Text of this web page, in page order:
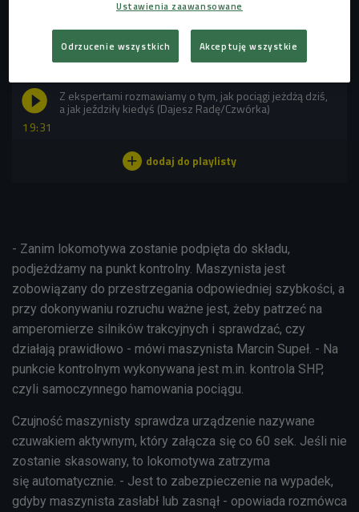
POSŁUCHAJ
19:31
Z ekspertami rozmawiamy o tym, jak pociągi jeżdżą dziś,
a jak jeździły kiedyś (Dajesz Radę/Czwórka)
- Zanim lokomotywa zostanie podpięta do składu,
podjeżdżamy na punkt kontrolny. Maszynista jest
zobowiązany do przestrzegania odpowiedniej szybkości, a
przy dokonywaniu rozruchu ważne jest, żeby patrzeć na
amperomierze silników trakcyjnych i sprawdzać, czy
działają prawidłowo - mówi maszynista Marcin Supeł. - Na
punkcie kontrolnym wykonywana jest m.in. kontrola SHP,
czyli samoczynnego hamowania pociągu.
Czujność maszynisty sprawdza urządzenie nazywane
czuwakiem aktywnym, który załącza się co 60 sek. Jeśli nie
zostanie skasowany, to lokomotywa zatrzyma
się automatycznie. - Jest to zabezpieczenie na wypadek,
gdyby maszynista zasłabł lub zasnął - opowiada rozmówca
Ustawienia zaawansowane
Odrzucenie wszystkich Akceptuję wszystkie